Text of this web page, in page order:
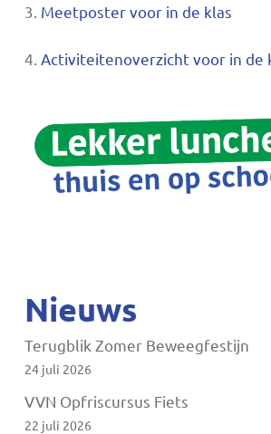
3. Meetposter voor in de klas
4. Activiteitenoverzicht voor in de
Nieuws
Terugblik Zomer Beweegfestijn
24 juli 2026
VVN Opfriscursus Fiets
22 juli 2026